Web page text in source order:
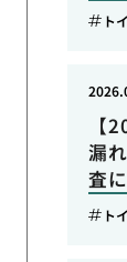
ト
【
漏
査
ト